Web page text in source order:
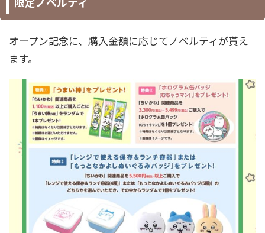
オープン記念に、購入金額に応じてノベルティが貰え
ます。